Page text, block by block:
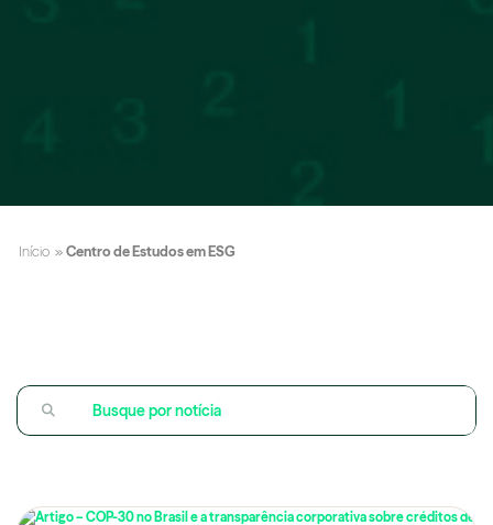
Início » Centro de Estudos em ESG